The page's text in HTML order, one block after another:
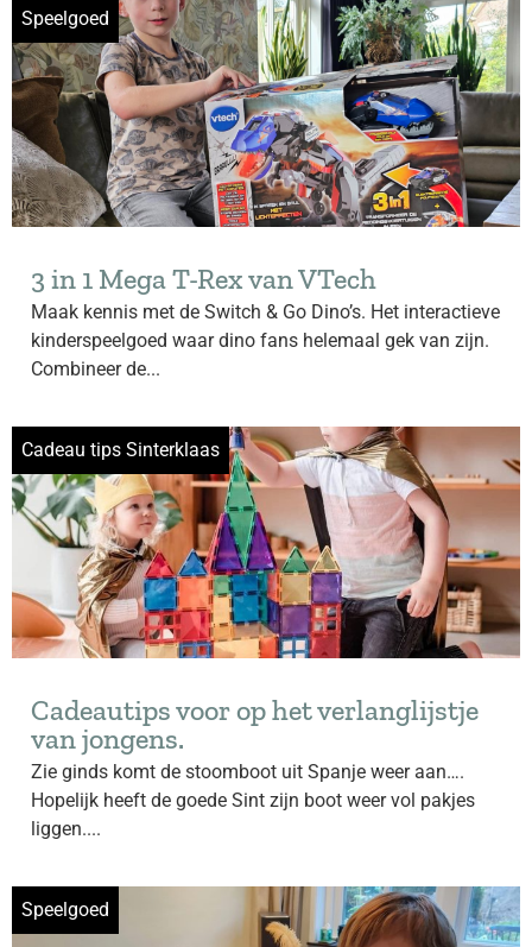
Speelgoed
3 in 1 Mega T-Rex van VTech
Maak kennis met de Switch & Go Dino’s. Het interactieve
kinderspeelgoed waar dino fans helemaal gek van zijn.
Combineer de...
Cadeau tips Sinterklaas
Cadeautips voor op het verlanglijstje
van jongens.
Zie ginds komt de stoomboot uit Spanje weer aan….
Hopelijk heeft de goede Sint zijn boot weer vol pakjes
liggen....
Speelgoed